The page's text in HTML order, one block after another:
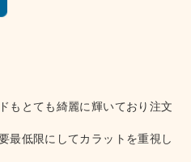
もとても綺麗に輝いており注文
最低限にしてカラットを重視し